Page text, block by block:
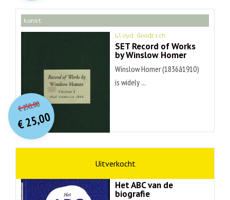
kunst
Lloyd Goodrich
SET Record of Works
by Winslow Homer
Winslow Homer (1836â1910)
is widely ...
€250,00O
orspr
onkelijke
prijs
was:
€ 250,00.
€25,00
Huidige
prijs
is:
€ 25,00.
Het ABC van de
biografie